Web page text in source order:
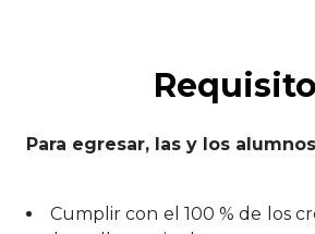
Para egresar, las y los
Cumplir con el 100 % de los